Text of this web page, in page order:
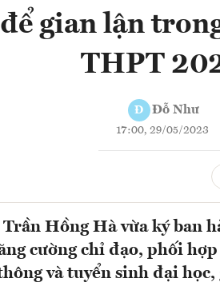
gian lận
THPT
Đ Đỗ Như
17:00, 29/05/2023
Hồng Hà vừa ký ban
cường chỉ đạo, phối
và tuyển sinh đại